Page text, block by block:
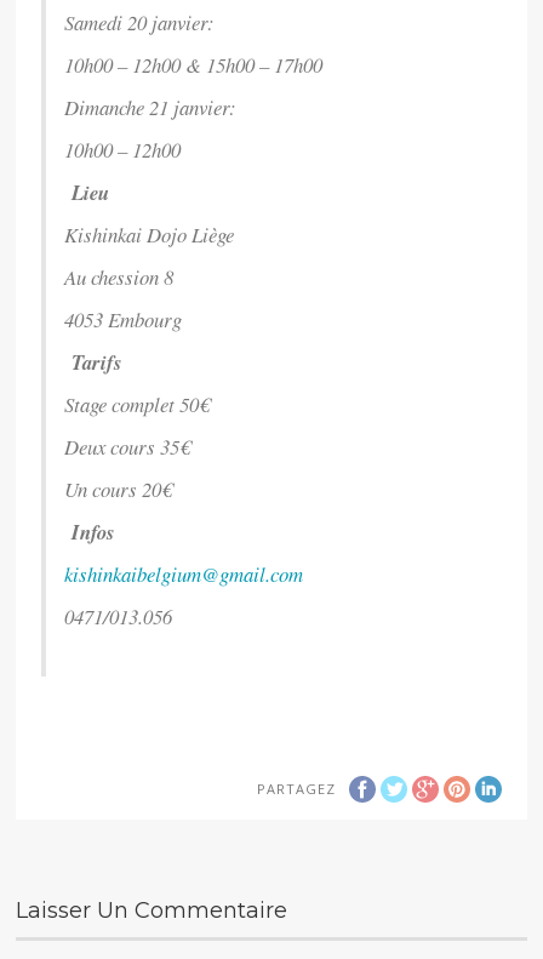
Samedi 20 janvier:
10h00 – 12h00 & 15h00 – 17h00
Dimanche 21 janvier:
10h00 – 12h00
Lieu
Kishinkai Dojo Liège
Au chession 8
4053 Embourg
Tarifs
Stage complet 50€
Deux cours 35€
Un cours 20€
Infos
kishinkaibelgium@gmail.com
0471/013.056
PARTAGEZ
Laisser Un Commentaire